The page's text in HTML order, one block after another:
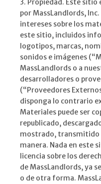
3. Propiedad. Este sitio
por MassLandlords,
intereses sobre los
este sitio, incluidos
logotipos, marcas,
sonidos e imágenes
MassLandlords o a
desarrolladores o
(“Proveedores
disponga lo contrario
Materiales puede ser
republicado,
mostrado, transmitido
manera. Nada en este
licencia sobre los
de MassLandlords, ya
o de otra forma.